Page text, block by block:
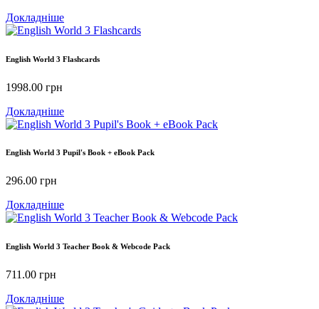
Докладніше
English World 3 Flashcards
1998.00 грн
Докладніше
English World 3 Pupil's Book + eBook Pack
296.00 грн
Докладніше
English World 3 Teacher Book & Webcode Pack
711.00 грн
Докладніше